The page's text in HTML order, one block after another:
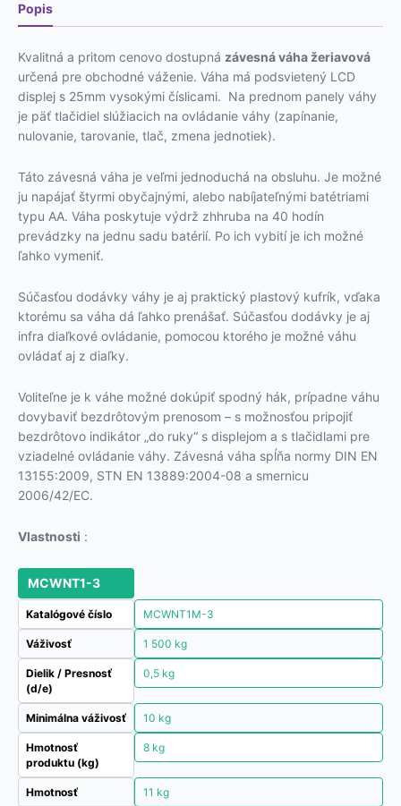
Popis
Kvalitná a pritom cenovo dostupná závesná váha žeriavová
určená pre obchodné váženie. Váha má podsvietený LCD
displej s 25mm vysokými číslicami. Na prednom panely váhy
je päť tlačidiel slúžiacich na ovládanie váhy (zapínanie,
nulovanie, tarovanie, tlač, zmena jednotiek).
Táto závesná váha je veľmi jednoduchá na obsluhu. Je možné
ju napájať štyrmi obyčajnými, alebo nabíjateľnými batétriami
typu AA. Váha poskytuje výdrž zhhruba na 40 hodín
prevádzky na jednu sadu batérií. Po ich vybití je ich možné
ľahko vymeniť.
Súčasťou dodávky váhy je aj praktický plastový kufrík, vďaka
ktorému sa váha dá ľahko prenášať. Súčasťou dodávky je aj
infra diaľkové ovládanie, pomocou ktorého je možné váhu
ovládať aj z diaľky.
Voliteľne je k váhe možné dokúpiť spodný hák, prípadne váhu
dovybaviť bezdrôtovým prenosom – s možnosťou pripojiť
bezdrôtovo indikátor „do ruky“ s displejom a s tlačidlami pre
vziadelné ovládanie váhy. Závesná váha spĺňa normy DIN EN
13155:2009, STN EN 13889:2004-08 a smernicu
2006/42/EC.
Vlastnosti :
MCWNT1-3
Katalógové číslo MCWNT1M-3
Váživosť 1 500 kg
Dielik / Presnosť
(d/e)
0,5 kg
Minimálna váživosť 10 kg
Hmotnosť
produktu (kg)
8 kg
Hmotnosť 11 kg